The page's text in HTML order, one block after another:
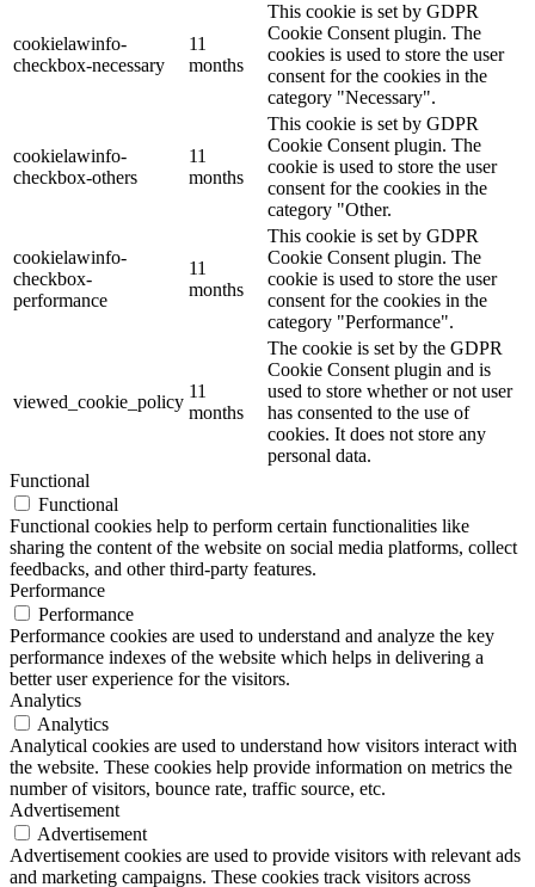
cookielawinfo-
checkbox-necessary
11
months
This cookie is set by GDPR
Cookie Consent plugin. The
cookies is used to store the user
consent for the cookies in the
category "Necessary".
cookielawinfo-
checkbox-others
11
months
This cookie is set by GDPR
Cookie Consent plugin. The
cookie is used to store the user
consent for the cookies in the
category "Other.
cookielawinfo-
checkbox-
performance
11
months
This cookie is set by GDPR
Cookie Consent plugin. The
cookie is used to store the user
consent for the cookies in the
category "Performance".
viewed_cookie_policy
11
months
The cookie is set by the GDPR
Cookie Consent plugin and is
used to store whether or not user
has consented to the use of
cookies. It does not store any
personal data.
Functional
Functional
Functional cookies help to perform certain functionalities like
sharing the content of the website on social media platforms, collect
feedbacks, and other third-party features.
Performance
Performance
Performance cookies are used to understand and analyze the key
performance indexes of the website which helps in delivering a
better user experience for the visitors.
Analytics
Analytics
Analytical cookies are used to understand how visitors interact with
the website. These cookies help provide information on metrics the
number of visitors, bounce rate, traffic source, etc.
Advertisement
Advertisement
Advertisement cookies are used to provide visitors with relevant ads
and marketing campaigns. These cookies track visitors across